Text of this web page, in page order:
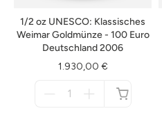
1/2 oz UNESCO: Klassisches
Weimar Goldmünze - 100 Euro
Deutschland 2006
1.930,00 €